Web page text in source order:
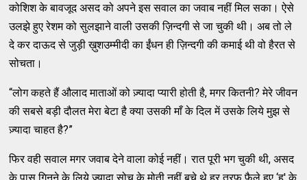
कोशिश के बावजूद असद को अपने इस सवाल का जवाब नहीं मिल सका। ऐसे
उलझे हुए रेशम को सुलझाने वाली उसकी ज़िन्‍दगी से जा चुकी थी। अब तो ले
दे कर दाऊद से जुड़ी ख़ुशउम्‍मीदी का ईंधन ही ज़िन्‍दगी की कमाई थी वो हैरत से
सोचता।
“लोग कहते हैं औलाद माताओं को ज़्‍यादा प्‍यारी होती है, मगर कितनी? मेरे जीवन
की सबसे बड़ी दौलत मेरा बेटा है क्‍या उसकी माँ के दिल में उसके लिये मुझ से
ज़्‍यादा चाहत है?”
फिर वही सवाल मगर जवाब देने वाला कोई नहीं। रात पूरी भग चुकी थी, असद